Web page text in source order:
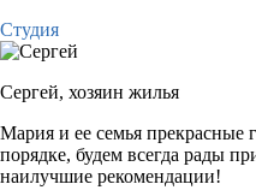
Студия
Сергей, хозяин жилья
Мария и ее семья прекрасные
порядке, будем всегда рады
наилучшие рекомендации!